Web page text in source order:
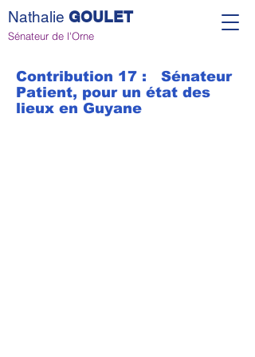
Nathalie GOULET
Sénateur de l'Orne
Contribution 17 : Sénateur
Patient, pour un état des
lieux en Guyane